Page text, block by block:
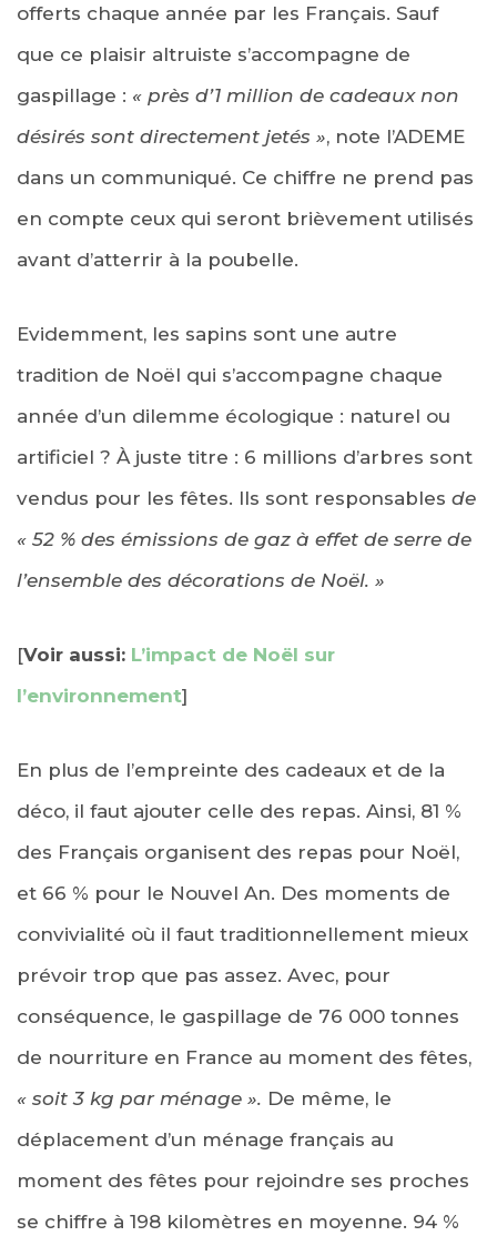
offerts chaque année par les Français. Sauf
que ce plaisir altruiste s’accompagne de
gaspillage : « près d’1 million de cadeaux non
désirés sont directement jetés », note l’ADEME
dans un communiqué. Ce chiffre ne prend pas
en compte ceux qui seront brièvement utilisés
avant d’atterrir à la poubelle.
Evidemment, les sapins sont une autre
tradition de Noël qui s’accompagne chaque
année d’un dilemme écologique : naturel ou
artificiel ? À juste titre : 6 millions d’arbres sont
vendus pour les fêtes. Ils sont responsables de
« 52 % des émissions de gaz à effet de serre de
l’ensemble des décorations de Noël. »
[Voir aussi: L’impact de Noël sur
l’environnement]
En plus de l’empreinte des cadeaux et de la
déco, il faut ajouter celle des repas. Ainsi, 81 %
des Français organisent des repas pour Noël,
et 66 % pour le Nouvel An. Des moments de
convivialité où il faut traditionnellement mieux
prévoir trop que pas assez. Avec, pour
conséquence, le gaspillage de 76 000 tonnes
de nourriture en France au moment des fêtes,
« soit 3 kg par ménage ». De même, le
déplacement d’un ménage français au
moment des fêtes pour rejoindre ses proches
se chiffre à 198 kilomètres en moyenne. 94 %